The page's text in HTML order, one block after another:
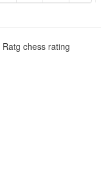
chess rating